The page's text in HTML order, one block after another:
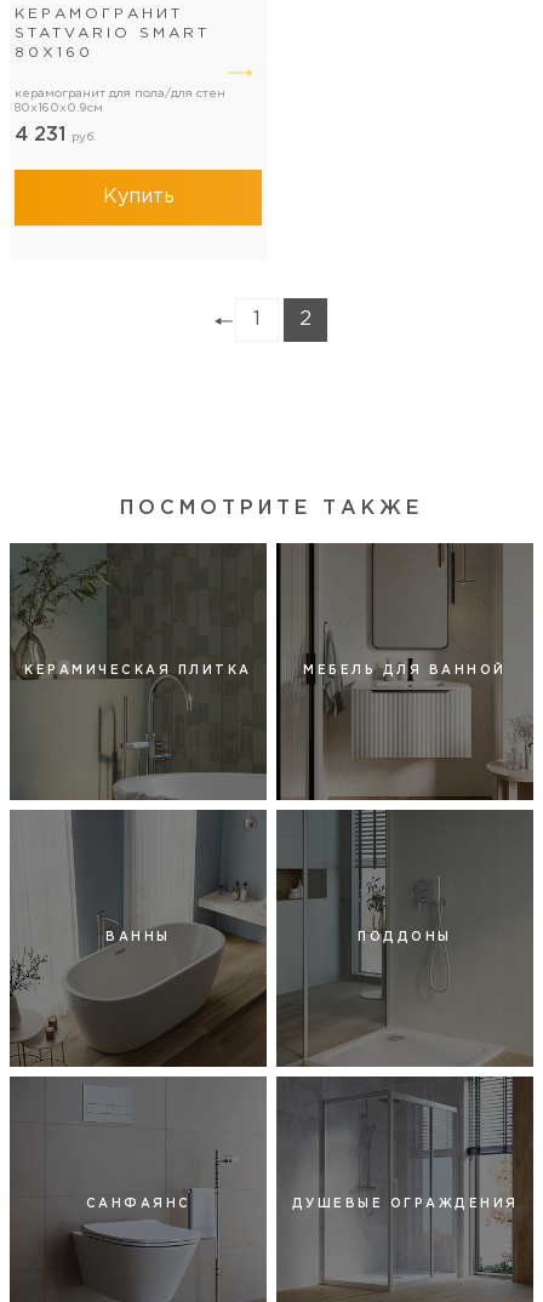
КЕРАМОГРАНИТ
STATVARIO SMART
80Х160
керамогранит для пола/для стен
80x160x0.9см
4 231 руб.
Купить
2
ПОСМОТРИТЕ ТАКЖЕ
КЕРАМИЧЕСКАЯ ПЛИТКА МЕБЕЛЬ ДЛЯ ВАННОЙ
ВАННЫ ПОДДОНЫ
САНФАЯНС ДУШЕВЫЕ ОГРАЖДЕНИЯ